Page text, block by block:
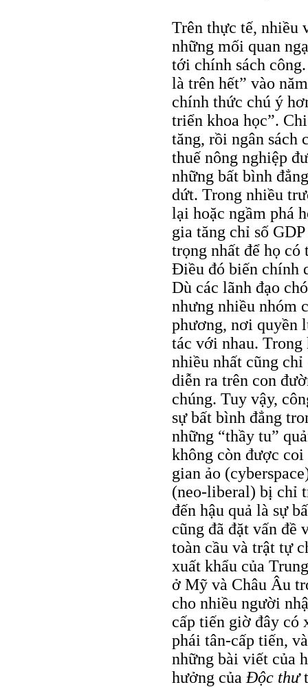
Trên thực tế, nhiều
những mối quan
tới chính sách
là trên hết” vào
chính thức chú ý
triển khoa học”.
tăng, rồi ngân sách
thuế nông nghiệp
những bất bình
dứt. Trong nhiều
lại hoặc ngầm phá
gia tăng chỉ số
trọng nhất để họ có
Ðiều đó biến chính
Dù các lãnh đạo
nhưng nhiều nhóm
phương, nơi quyền
tác với nhau. Trong
nhiều nhất cũng
diễn ra trên con
chúng. Tuy vậy,
sự bất bình đẳng
những “thầy tu”
không còn được
gian ảo
(neo-liberal) bị chỉ
đến hậu quả là sự
cũng đã đặt vấn
toàn cầu và trật tự
xuất khẩu của
ở Mỹ và Châu Âu
cho nhiều người
cấp tiến giờ đây có
phái tân-cấp tiến,
những bài viết của
hưởng của Ðộc thư